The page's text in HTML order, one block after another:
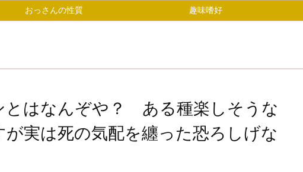
おっさんの性質 趣味嗜好
とはなんぞや？ ある種楽しそうな
実は死の気配を纏った恐ろしげな